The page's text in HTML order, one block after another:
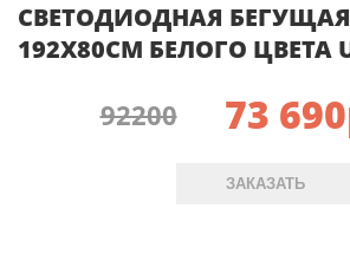
СВЕТОДИОДНАЯ
192X80СМ БЕЛОГО ЦВЕТА
92200 73 690
ЗАКАЗАТЬ